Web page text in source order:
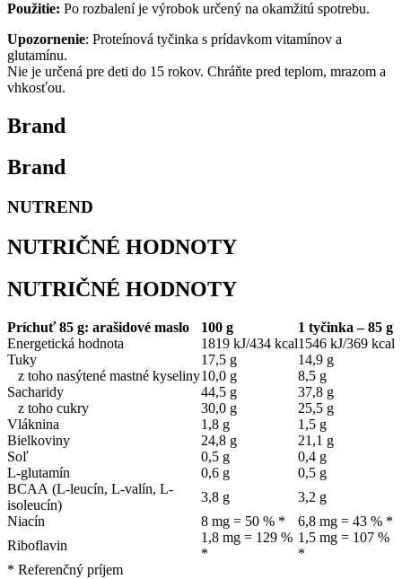
Použitie: Po rozbalení je výrobok určený na okamžitú spotrebu.
Upozornenie: Proteínová tyčinka s prídavkom vitamínov a
glutamínu.
Nie je určená pre deti do 15 rokov. Chráňte pred teplom, mrazom a
vhkosťou.
Brand
Brand
NUTREND
NUTRIČNÉ HODNOTY
NUTRIČNÉ HODNOTY
Príchuť 85 g: arašidové maslo 100 g
1 tyčinka – 85 g
Energetická hodnota
1819 kJ/434 kcal1546 kJ/369 kcal
Tuky
17,5 g
14,9 g
z toho nasýtené mastné kyseliny10,0 g
8,5 g
Sacharidy
44,5 g
37,8 g
z toho cukry
30,0 g
25,5 g
Vláknina
1,8 g
1,5 g
Bielkoviny
24,8 g
21,1 g
Soľ
0,5 g
0,4 g
L-glutamín
0,6 g
0,5 g
BCAA (L-leucín, L-valín, L-
isoleucín)
3,8 g
3,2 g
Niacín
8 mg = 50 % *
6,8 mg = 43 % *
Riboflavin
1,8 mg = 129 %
*
1,5 mg = 107 %
*
* Referenčný príjem